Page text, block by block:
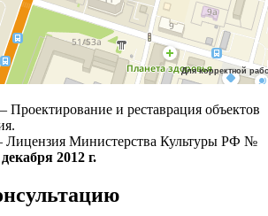
Проектирование и реставрация объектов
Министерства Культуры РФ №
2012 г.